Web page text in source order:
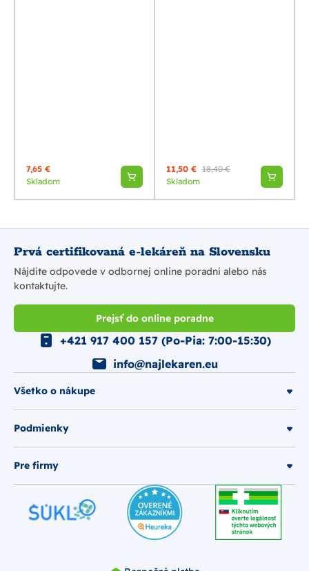
7,65 €
Skladom
11,50 € 18,40 €
Skladom
Prvá certifikovaná e-lekáreň na Slovensku
Nájdite odpovede v odbornej online poradni alebo nás
kontaktujte.
Prejsť do online poradne
Všetko o nákupe
Podmienky
Pre firmy
+421 917 400 157 (Po-Pia: 7:00-15:30)
info@najlekaren.eu